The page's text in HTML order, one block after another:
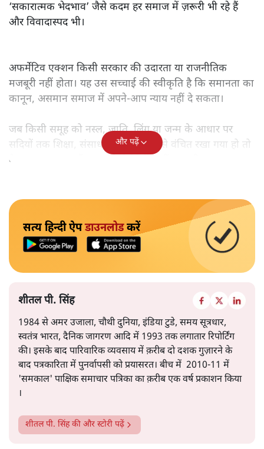
‘सकारात्मक भेदभाव’ जैसे कदम हर समाज में ज़रूरी भी रहे हैं
और विवादास्पद भी।
अफर्मेटिव एक्शन किसी सरकार की उदारता या राजनीतिक
मजबूरी नहीं होता। यह उस सच्चाई की स्वीकृति है कि समानता का
कानून, असमान समाज में अपने-आप न्याय नहीं दे सकता।
जब किसी समूह को नस्ल, जाति, लिंग या जन्म के आधार पर
सदियों तक शिक्षा, संसाधनों और सम्मान से वंचित रखा गया हो तो
केवल ‘सब बराबर हैं’ कह देने से स्थिति नहीं बदलती।
और पढ़ें
सत्य हिन्दी ऐपडाउनलोडकरें
शीतल पी. सिंह
1984 से अमर उजाला, चौथी दुनिया, इंडिया टुडे, समय सूत्रधार,
स्वतंत्र भारत, दैनिक जागरण आदि में 1993 तक लगातार रिपोर्टिंग
की। इसके बाद पारिवारिक व्यवसाय में क़रीब दो दशक गुज़ारने के
बाद पत्रकारिता में पुनर्वापसी को प्रयासरत। बीच में 2010-11 में
'समकाल' पाक्षिक समाचार पत्रिका का क़रीब एक वर्ष प्रकाशन किया
।
शीतल पी. सिंहकी और स्टोरी पढ़ें